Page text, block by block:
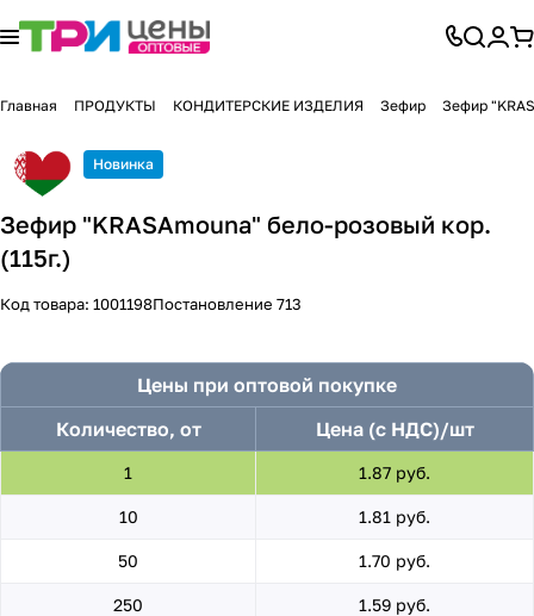
Главная ПРОДУКТЫ КОНДИТЕРСКИЕ ИЗДЕЛИЯ Зефир Зефир
Новинка
Зефир "KRASAmouna" бело-розовый кор.
(115г.)
Код товара: 1001198Постановление 713
Цены при оптовой покупке
Количество, от
Цена (с НДС)/шт
1 1.87 руб.
10 1.81 руб.
50 1.70 руб.
250 1.59 руб.